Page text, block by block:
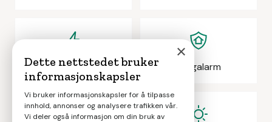
Elektrikeroppdrag Boligalarm
×
Dette nettstedet bruker
informasjonskapsler
Vi bruker informasjonskapsler for å tilpasse
innhold, annonser og analysere trafikken vår.
Vi deler også informasjon om din bruk av